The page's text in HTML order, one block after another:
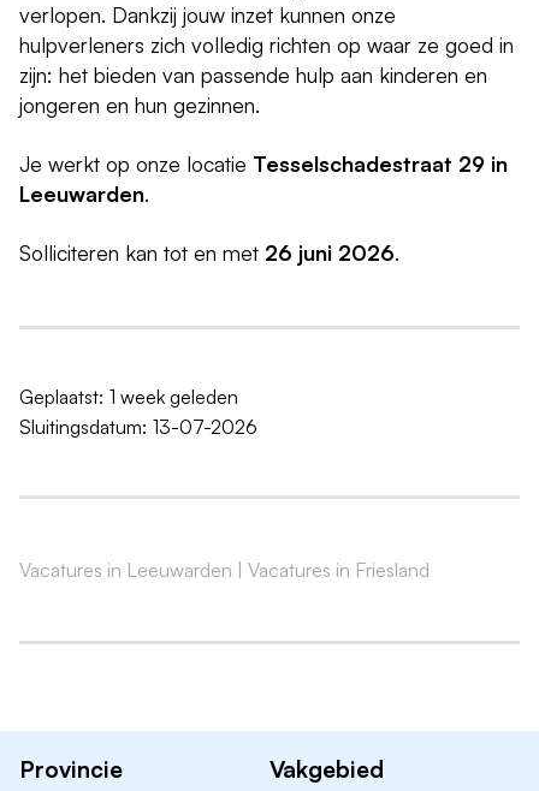
verlopen. Dankzij jouw inzet kunnen onze
hulpverleners zich volledig richten op waar ze goed in
zijn: het bieden van passende hulp aan kinderen en
jongeren en hun gezinnen.
Je werkt op onze locatie Tesselschadestraat 29 in
Leeuwarden.
Solliciteren kan tot en met 26 juni 2026.
Geplaatst: 1 week geleden
Sluitingsdatum: 13-07-2026
Vacatures in Leeuwarden Vacatures in Friesland
Provincie Vakgebied